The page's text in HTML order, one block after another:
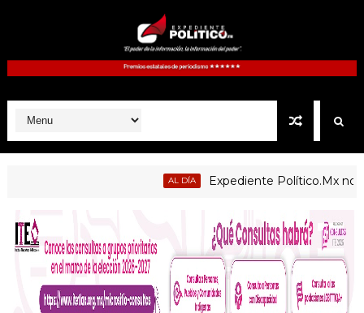
AL DÍA Expediente Político.Mx no 1126